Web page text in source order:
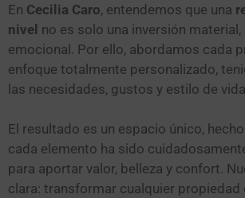
En Cecilia Caro, entendemos que una
nivel no es solo una inversión
emocional. Por ello, abordamos cada
enfoque totalmente personalizado,
las necesidades, gustos y estilo de
El resultado es un espacio único,
cada elemento ha sido
para aportar valor, belleza y confort.
clara: transformar cualquier propiedad